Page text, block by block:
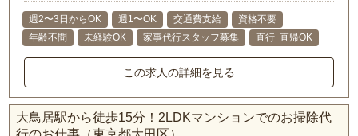
週2〜3日からOK 週1〜OK 交通費支給
資格不要
年齢不問
未経験OK 家事代行スタッフ募集 直行･直帰OK
この求人の詳細を見る
大鳥居駅から徒歩15分！2LDKマンションでのお掃除代